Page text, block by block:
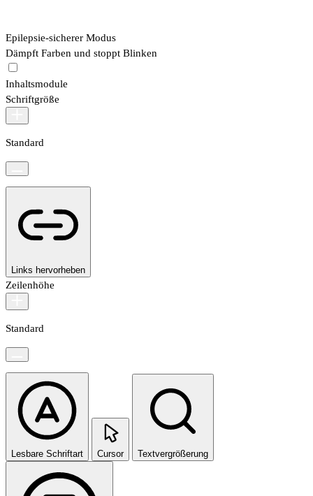
Epilepsie-sicherer Modus
Dämpft Farben und stoppt Blinken
Inhaltsmodule
Schriftgröße
Standard
Links hervorheben
Zeilenhöhe
Standard
Lesbare Schriftart Cursor Textvergrößerung